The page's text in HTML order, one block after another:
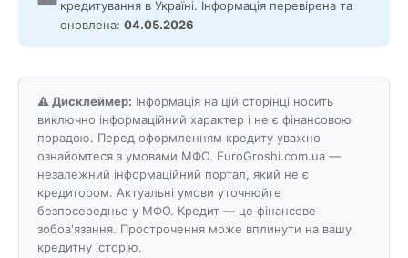
кредитування в Україні. Інформація перевірена та
оновлена: 04.05.2026
⚠️ Дисклеймер: Інформація на цій сторінці носить
виключно інформаційний характер і не є фінансовою
порадою. Перед оформленням кредиту уважно
ознайомтеся з умовами МФО. EuroGroshi.com.ua —
незалежний інформаційний портал, який не є
кредитором. Актуальні умови уточнюйте
безпосередньо у МФО. Кредит — це фінансове
зобов'язання. Прострочення може вплинути на вашу
кредитну історію.